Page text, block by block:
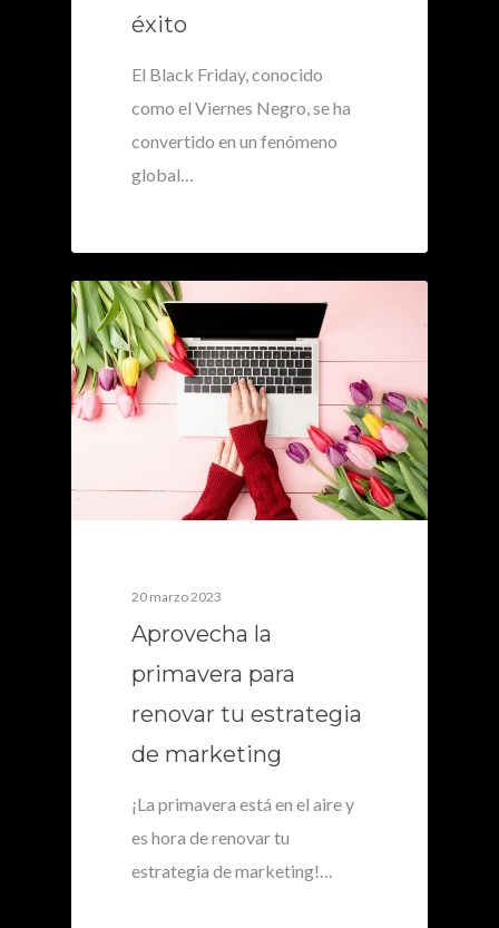
éxito
El Black Friday, conocido
como el Viernes Negro, se ha
convertido en un fenómeno
global…
20 marzo 2023
Aprovecha la
primavera para
renovar tu estrategia
de marketing
¡La primavera está en el aire y
es hora de renovar tu
estrategia de marketing!…
0